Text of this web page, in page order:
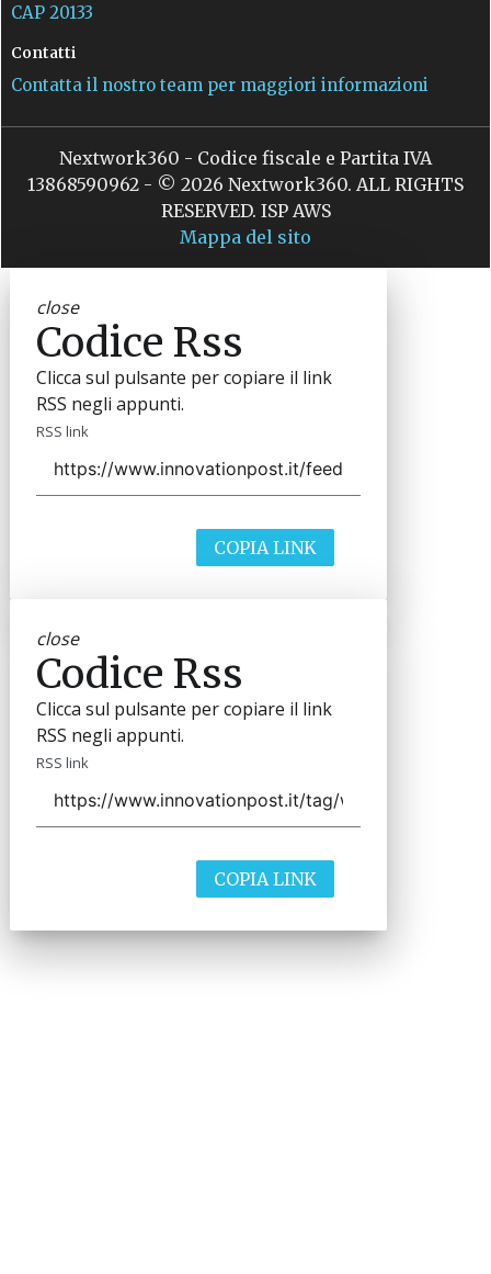
CAP 20133
Contatti
Contatta il nostro team per maggiori informazioni
Nextwork360 - Codice fiscale e Partita IVA
13868590962 - © 2026 Nextwork360. ALL RIGHTS
RESERVED. ISP AWS
Mappa del sito
close
Codice Rss
Clicca sul pulsante per copiare il link
RSS negli appunti.
RSS link
COPIA LINK
close
Codice Rss
Clicca sul pulsante per copiare il link
RSS negli appunti.
RSS link
COPIA LINK